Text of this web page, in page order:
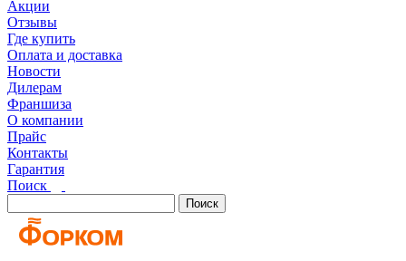
Акции
Отзывы
Где купить
Оплата и доставка
Новости
Дилерам
Франшиза
О компании
Прайс
Контакты
Гарантия
Поиск
Поиск